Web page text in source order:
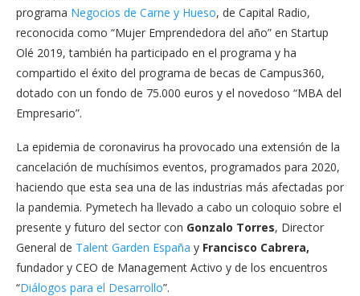
programa Negocios de Carne y Hueso, de Capital Radio,
reconocida como “Mujer Emprendedora del año” en Startup
Olé 2019, también ha participado en el programa y ha
compartido el éxito del programa de becas de Campus360,
dotado con un fondo de 75.000 euros y el novedoso “MBA del
Empresario”.
La epidemia de coronavirus ha provocado una extensión de la
cancelación de muchísimos eventos, programados para 2020,
haciendo que esta sea una de las industrias más afectadas por
la pandemia. Pymetech ha llevado a cabo un coloquio sobre el
presente y futuro del sector con Gonzalo Torres, Director
General de Talent Garden España y Francisco Cabrera,
fundador y CEO de Management Activo y de los encuentros
“Diálogos para el Desarrollo”.